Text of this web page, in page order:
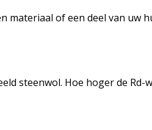
materiaal of een deel van
steenwol. Hoe hoger de